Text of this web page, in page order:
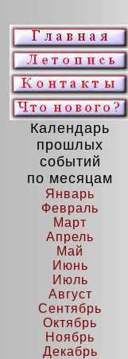
Календарь
прошлых
событий
по месяцам
Январь
Февраль
Март
Апрель
Май
Июнь
Июль
Август
Сентябрь
Октябрь
Ноябрь
Декабрь